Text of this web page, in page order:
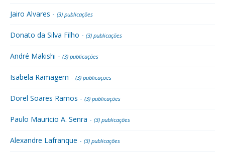
Jairo Alvares - (3) publicações
Donato da Silva Filho - (3) publicações
André Makishi - (3) publicações
Isabela Ramagem - (3) publicações
Dorel Soares Ramos - (3) publicações
Paulo Mauricio A. Senra - (3) publicações
Alexandre Lafranque - (3) publicações